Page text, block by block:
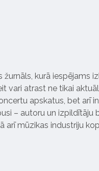
žurnāls, kurā iespējams
vari atrast ne tikai
apskatus, bet arī
– autoru un izpildītāju
arī mūzikas industriju